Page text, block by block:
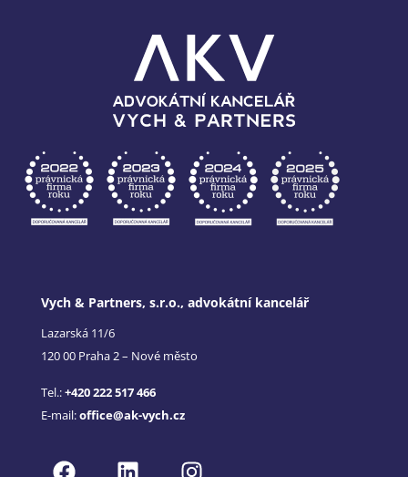
Vych & Partners, s.r.o., advokátní kancelář
Lazarská 11/6
120 00 Praha 2 – Nové město
Tel.:+420 222 517 466
E-mail:office@ak-vych.cz